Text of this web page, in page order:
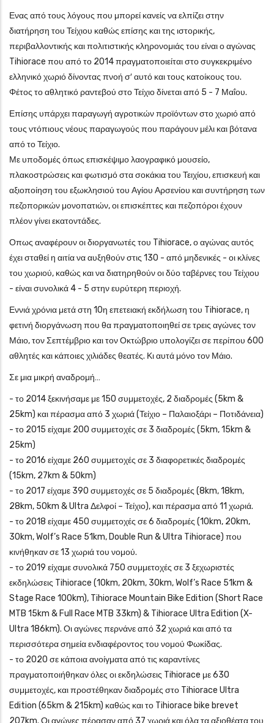
Ενας από τους λόγους που μπορεί κανείς να ελπίζει στην
διατήρηση του Τείχιου καθώς επίσης και της ιστορικής,
περιβαλλοντικής και πολιτιστικής κληρονομιάς του είναι ο αγώνας
Tihiorace που από το 2014 πραγματοποιείται στο συγκεκριμένο
ελληνικό χωριό δίνοντας πνοή σ′ αυτό και τους κατοίκους του.
Φέτος το αθλητικό ραντεβού στο Τείχιο δίνεται από 5 - 7 Μαΐου.
Επίσης υπάρχει παραγωγή αγροτικών προϊόντων στο χωριό από
τους ντόπιους νέους παραγωγούς που παράγουν μέλι και βότανα
από το Τείχιο.
Με υποδομές όπως επισκέψιμο λαογραφικό μουσείο,
πλακοστρώσεις και φωτισμό στα σοκάκια του Τειχίου, επισκευή και
αξιοποίηση του εξωκλησιού του Αγίου Αρσενίου και συντήρηση των
πεζοπορικών μονοπατιών, οι επισκέπτες και πεζοπόροι έχουν
πλέον γίνει εκατοντάδες.
Οπως αναφέρουν οι διοργανωτές του Tihiorace, ο αγώνας αυτός
έχει σταθεί η αιτία να αυξηθούν στις 130 - από μηδενικές - οι κλίνες
του χωριού, καθώς και να διατηρηθούν οι δύο ταβέρνες του Τείχιου
- είναι συνολικά 4 - 5 στην ευρύτερη περιοχή.
Εννιά χρόνια μετά στη 10η επετειακή εκδήλωση του Tihiorace, η
φετινή διοργάνωση που θα πραγματοποιηθεί σε τρεις αγώνες τον
Μάιο, τον Σεπτέμβριο και τον Οκτώβριο υπολογίζει σε περίπου 600
αθλητές και κάποιες χιλιάδες θεατές. Κι αυτά μόνο τον Μάιο.
Σε μια μικρή αναδρομή…
- το 2014 ξεκινήσαμε με 150 συμμετοχές, 2 διαδρομές (5km &
25km) και πέρασμα από 3 χωριά (Τείχιο – Παλαιοξάρι – Ποτιδάνεια)
- το 2015 είχαμε 200 συμμετοχές σε 3 διαδρομές (5km, 15km &
25km)
- το 2016 είχαμε 260 συμμετοχές σε 3 διαφορετικές διαδρομές
(15km, 27km & 50km)
- το 2017 είχαμε 390 συμμετοχές σε 5 διαδρομές (8km, 18km,
28km, 50km & Ultra Δελφοί – Τείχιο), και πέρασμα από 11 χωριά.
- το 2018 είχαμε 450 συμμετοχές σε 6 διαδρομές (10km, 20km,
30km, Wolf’s Race 51km, Double Run & Ultra Tihiorace) που
κινήθηκαν σε 13 χωριά του νομού.
- το 2019 είχαμε συνολικά 750 συμμετοχές σε 3 ξεχωριστές
εκδηλώσεις Tihiorace (10km, 20km, 30km, Wolf’s Race 51km &
Stage Race 100km), Tihiorace Mountain Bike Edition (Short Race
MTB 15km & Full Race MTB 33km) & Tihiorace Ultra Edition (X-
Ultra 186km). Οι αγώνες περνάνε από 32 χωριά και από τα
περισσότερα σημεία ενδιαφέροντος του νομού Φωκίδας.
- το 2020 σε κάποια ανοίγματα από τις καραντίνες
πραγματοποιήθηκαν όλες οι εκδηλώσεις Tihiorace με 630
συμμετοχές, και προστέθηκαν διαδρομές στο Tihiorace Ultra
Edition (65km & 215km) καθώς και το Tihiorace bike brevet
207km. Οι αγώνες πέρασαν από 37 χωριά και όλα τα αξιοθέατα του